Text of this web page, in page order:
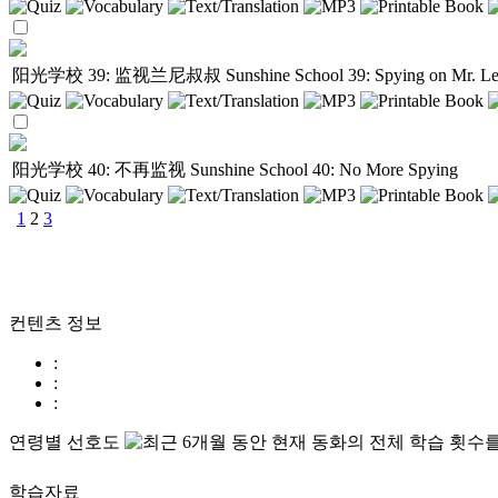
阳光学校 39: 监视兰尼叔叔 Sunshine School 39: Spying on Mr.
阳光学校 40: 不再监视 Sunshine School 40: No More Spying
1 2 3
컨텐츠 정보
:
:
:
연령별 선호도
학습자료